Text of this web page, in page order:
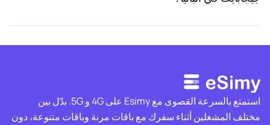
استمتع بالسرعة القصوى مع Esimy على 4G و 5G. بدّل بين
مختلف المشغلين أثناء سفرك مع باقات مرنة وباقات متنوعة، دون